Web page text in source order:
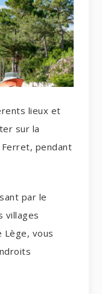
lieux et
sur la
Ferret, pendant
par le
villages
Lège, vous